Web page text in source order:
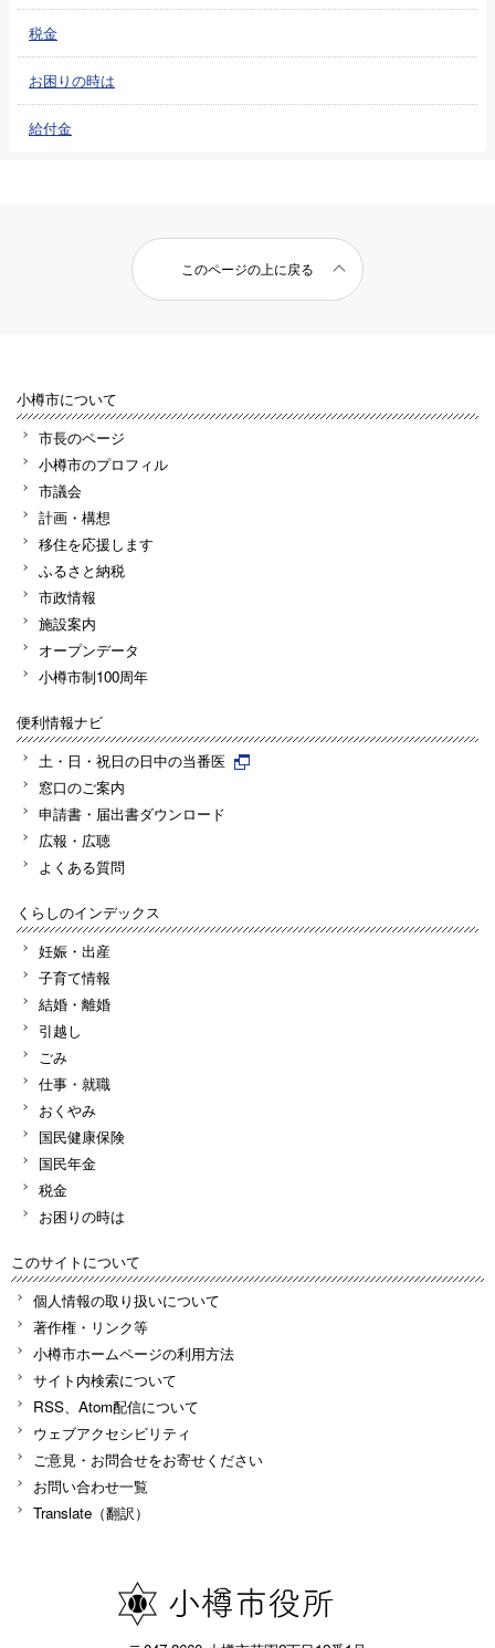
税金
お困りの時は
給付金
このページの上に戻る
小樽市について
市長のページ
小樽市のプロフィル
市議会
計画・構想
移住を応援します
ふるさと納税
市政情報
施設案内
オープンデータ
小樽市制100周年
便利情報ナビ
土・日・祝日の日中の当番医
窓口のご案内
申請書・届出書ダウンロード
広報・広聴
よくある質問
くらしのインデックス
妊娠・出産
子育て情報
結婚・離婚
引越し
ごみ
仕事・就職
おくやみ
国民健康保険
国民年金
税金
お困りの時は
このサイトについて
個人情報の取り扱いについて
著作権・リンク等
小樽市ホームページの利用方法
サイト内検索について
RSS、Atom配信について
ウェブアクセシビリティ
ご意見・お問合せをお寄せください
お問い合わせ一覧
Translate（翻訳）